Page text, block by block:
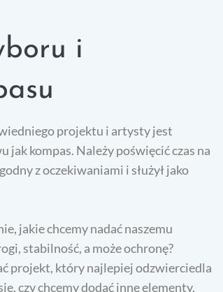
i
projektu i artysty jest
jak kompas. Należy poświęcić czas na
z oczekiwaniami i służył jako
jakie chcemy nadać naszemu
stabilność, a może ochronę?
projekt, który najlepiej odzwierciedla
czy chcemy dodać inne elementy,